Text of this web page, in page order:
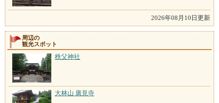
2026年08月10日更新
周辺の
観光スポット
秩父神社
大林山 廣見寺